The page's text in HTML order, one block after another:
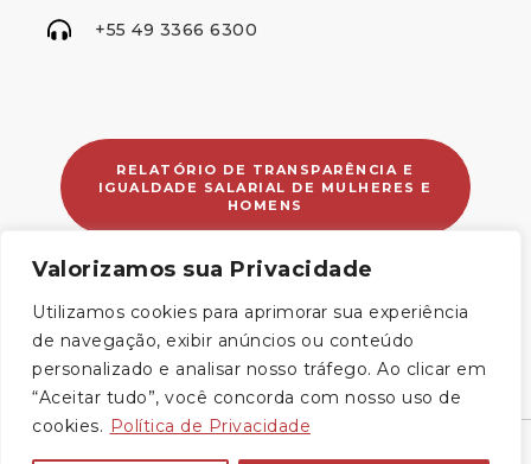
Valorizamos sua Privacidade
Utilizamos cookies para aprimorar sua experiência
de navegação, exibir anúncios ou conteúdo
personalizado e analisar nosso tráfego. Ao clicar em
“Aceitar tudo”, você concorda com nosso uso de
cookies. Política de Privacidade
+55 49 3366 6300
RELATÓRIO DE TRANSPARÊNCIA E
IGUALDADE SALARIAL DE MULHERES E
HOMENS
NOSSAS REDES SOCIAIS
©2026. SERPIL & Móveis. Todos os Direitos Reservados.Política de